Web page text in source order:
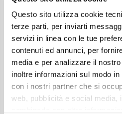
Questo sito utilizza cookie
terze parti, per inviarti
servizi in linea con le tue
contenuti ed annunci, per
media e per analizzare il
inoltre informazioni sul modo
con i nostri partner che si
web, pubblicità e social media,
Tipo Di Carburante
Normativa Euro
Dettaglio